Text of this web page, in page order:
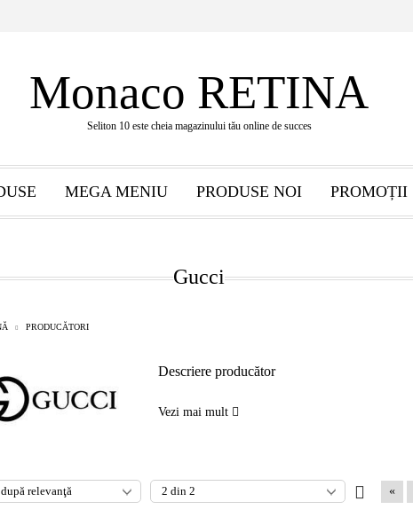
Monaco RETINA
Seliton 10 este cheia magazinului tău online de succes
MEGA MENIU PRODUSE NOI PROMOȚII
PRODUCĂTORI
Gucci
Descriere producător
Vezi mai mult
«